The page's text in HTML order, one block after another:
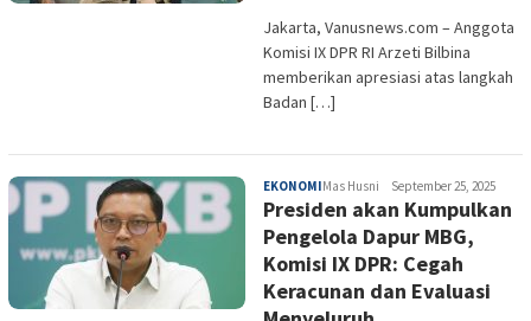
Jakarta, Vanusnews.com – Anggota
Komisi IX DPR RI Arzeti Bilbina
memberikan apresiasi atas langkah
Badan […]
EKONOMIMas Husni September 25, 2025
Presiden akan Kumpulkan
Pengelola Dapur MBG,
Komisi IX DPR: Cegah
Keracunan dan Evaluasi